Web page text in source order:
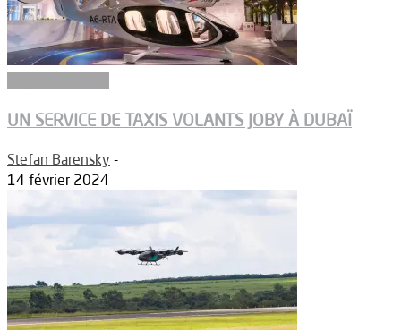
UN SERVICE DE TAXIS VOLANTS JOBY À DUBAÏ
Stefan Barensky -
14 février 2024